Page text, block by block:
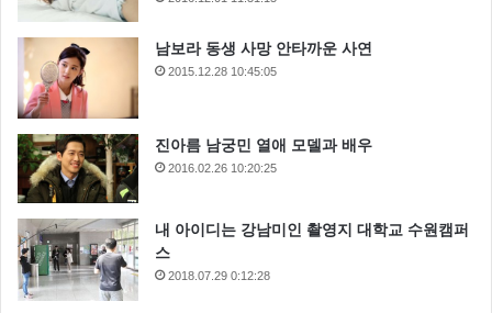
남보라 동생 사망 안타까운 사연
2015.12.28 10:45:05
진아름 남궁민 열애 모델과 배우
2016.02.26 10:20:25
내 아이디는 강남미인 촬영지 대학교 수원캠퍼
스
2018.07.29 0:12:28